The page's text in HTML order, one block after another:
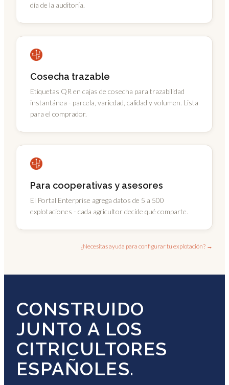
día de la auditoría.
Cosecha trazable
Etiquetas QR en cajas de cosecha para trazabilidad
instantánea - parcela, variedad, calidad y volumen. Lista
para el comprador.
Para cooperativas y asesores
El Portal Enterprise agrega datos de 5 a 500
explotaciones - cada agricultor decide qué comparte.
¿Necesitas ayuda para configurar tu explotación? →
CONSTRUIDO
JUNTO A LOS
CITRICULTORES
ESPAÑOLES.